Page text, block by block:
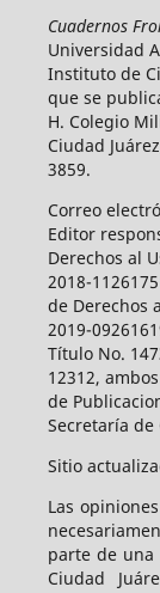
Cuadernos
Universidad
Instituto de
que se
H. Colegio
Ciudad
3859.
Correo
Editor
Derechos al
2018-
de Derechos
2019-
Título No.
12312,
de
Secretaría de
Sitio
Las
parte de una
Ciudad